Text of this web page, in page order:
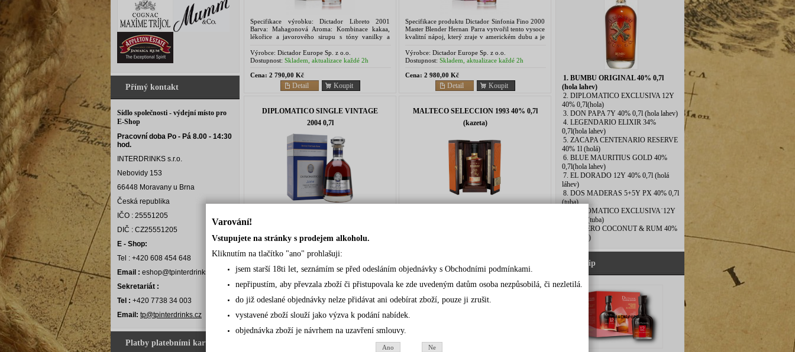
Přímý kontakt
Sídlo společnosti - výdejní místo pro
E-Shop
Pracovní doba Po - Pá 8.00 - 14:30
hod.
INTERDRINKS s.r.o.
Nebovidy 153
66448 Moravany u Brna
Česká republika
IČO : 25551205
DIČ : CZ25551205
E - Shop:
Tel : +420 608 454 648
Email : eshop@tpinterdrinks.cz
Sekretariát :
Tel : +420 7738 34 003
Email: tp@tpinterdrinks.cz
Platby platebními kartami
Specifikace výrobku: Dictador Libreto 2001
Barva: Mahagonová Aroma: Kombinace kakaa,
lékořice a javorového sirupu s tóny vanilky a
tabákovou krabičku, tmavé...
Výrobce: Dictador Europe Sp. z o.o.
Dostupnost: Skladem, aktualizace každé 2h
Cena: 2 790,00 Kč
Koupit
Detail
Specifikace produktu Dictador Sinfonia Fino 2000
Master Blender Hernan Parra vytvořil tento vysoce
kvalitní nápoj, který zraje v americkém dubu a je
nápoj je...
Výrobce: Dictador Europe Sp. z o.o.
Dostupnost: Skladem, aktualizace každé 2h
Cena: 2 980,00 Kč
Koupit
Detail
DIPLOMATICO SINGLE VINTAGE
2004 0,7l
sušeném ovoci s jemným dozvukem dubových
a...
Výrobce:Diplomatico
Koupit
Detail
MALTECO SELECCION 1993 40% 0,7l
(kazeta)
Koupit
Detail
MAXIME TRIJOL VIN FINS BOIS 1974
40%0,7l
MAXIME TRIJOL VIN FINS BOIS 1984
1. BUMBU ORIGINAL 40% 0,7l
(hola lahev)
2. DIPLOMATICO EXCLUSIVA 12Y
40% 0,7l(hola)
3. DON PAPA 7Y 40% 0,7l (hola lahev)
4. LEGENDARIO ELIXIR 34%
0,7l(hola lahev)
5. ZACAPA CENTENARIO RESERVE
40% 1l (holá)
6. BLUE MAURITIUS GOLD 40%
0,7l(hola lahev)
7. EL DORADO 12Y 40% 0,7l (holá
láhev)
8. DOS MADERAS 5+5Y PX 40% 0,7l
(tuba)
9. DIPLOMATICO EXCLUSIVA˙12Y
40% 0,7l(tuba)
10. ESPERO COCONUT & RUM 40%
0,7l (tuba)
Náš tip
Varování!
Vstupujete na stránky s prodejem alkoholu.
Kliknutím na tlačítko "ano" prohlašuji:
jsem starší 18ti let, seznámím se před odesláním objednávky s Obchodními podmínkami.
nepřipustím, aby převzala zboží či přistupovala ke zde uvedeným datům osoba nezpůsobilá, či nezletilá.
do již odeslané objednávky nelze přidávat ani odebírat zboží, pouze ji zrušit.
vystavené zboží slouží jako výzva k podání nabídek.
objednávka zboží je návrhem na uzavření smlouvy.
Ano Ne